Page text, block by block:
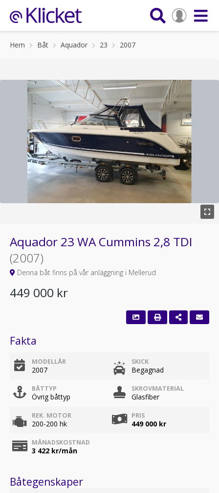
Hem Båt Aquador 23 2007
Aquador 23 WA Cummins 2,8 TDI
(2007)
Denna båt finns på vår anläggning i Mellerud
449 000 kr
Fakta
MODELLÅR
2007
SKICK
Begagnad
BÅTTYP
Övrig båttyp
SKROVMATERIAL
Glasfiber
REK. MOTOR
200-200 hk
PRIS
449 000 kr
MÅNADSKOSTNAD
3 422 kr/mån
Båtegenskaper